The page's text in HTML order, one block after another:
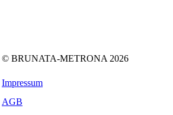
© BRUNATA-METRONA 2026
Impressum
AGB